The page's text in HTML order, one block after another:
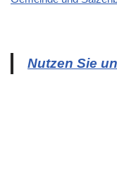
Nutzen Sie